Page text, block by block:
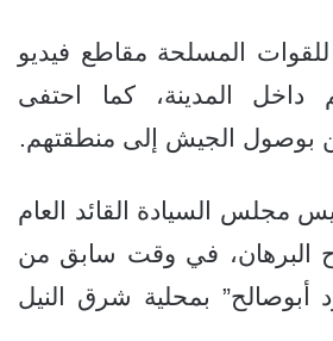
المسلحة مقاطع فيديو
داخل المدينة، كما احتفى
بوصول الجيش إلى منطقتهم.
مجلس السيادة القائد العام
البرهان، في وقت سابق من
أبوصالح” بمحلية شرق النيل